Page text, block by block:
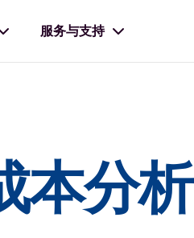
服务与支持
本分析